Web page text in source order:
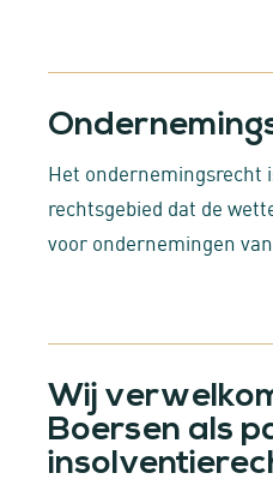
Het ondernemingsrecht
rechtsgebied dat de
voor ondernemingen
Wij
Boersen als